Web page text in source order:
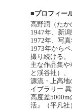
■プロフィー
高野潤（た
1947年、新潟
1972年、写真
1973年から
撮り続ける。
主な作品集
と渓谷社）
源流・上高地
イブラリー
高度差
活』（平凡社